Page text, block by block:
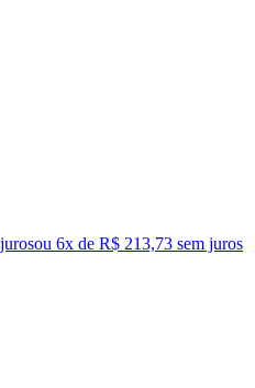
ou 6x de R$ 213,73 sem juros